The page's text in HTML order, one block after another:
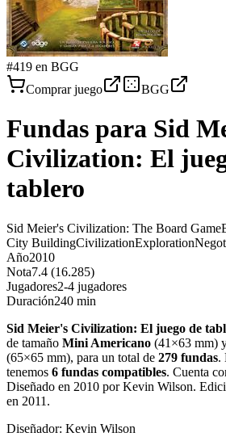
#419 en BGG
Comprar juego
BGG
Fundas para Sid
Civilization: El
tablero
Sid Meier's Civilization: The Board Game
City BuildingCivilizationExploration
Año2010
Nota7.4 (16.285)
Jugadores2-4 jugadores
Duración240 min
Sid Meier's Civilization: El juego de
de tamaño Mini Americano (41×63 mm)
(65×65 mm), para un total de 279 fundas.
tenemos 6 fundas compatibles. Cuenta
Diseñado en 2010 por Kevin Wilson.
en 2011 .
Diseñador: Kevin Wilson